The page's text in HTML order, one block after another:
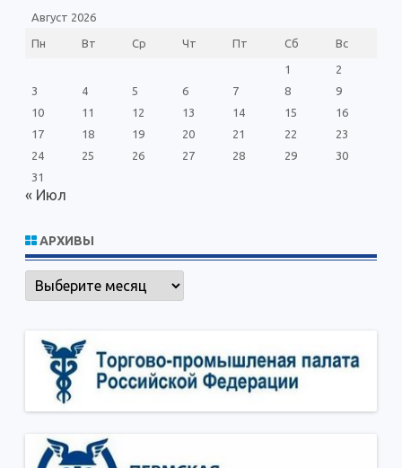
Август 2026
Пн Вт Ср Чт Пт Сб Вс
1
2
3
4 5 6 7 8
9
10
11 12 13 14 15
16
17
18 19 20 21 22
23
24
25 26 27 28 29
30
31
« Июл
АРХИВЫ
Архивы